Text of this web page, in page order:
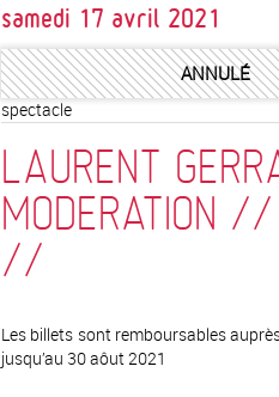
samedi 17 avril 2021
ANNULÉ
spectacle
LAURENT GERRA SANS
MODERATION
//
Les billets sont remboursables
jusqu’au 30 aôut 2021